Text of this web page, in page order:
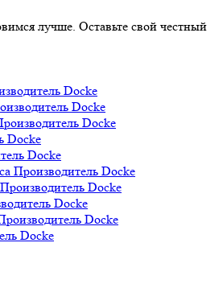
лучше. Оставьте свой честный
Docke
Docke
Docke
Docke
Docke
Производитель Docke
Производитель Docke
Docke
Docke
Docke